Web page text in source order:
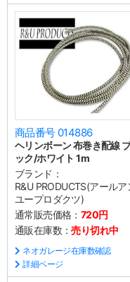
商品番号 014886
ヘリンボーン 布巻き配線
ック/ホワイト 1m
ブランド：
R&U PRODUCTS(アールア
ユープロダクツ)
通常販売価格： 720円
通販在庫数：売り切れ中
ネオガレージ在庫数確認
詳細ページ